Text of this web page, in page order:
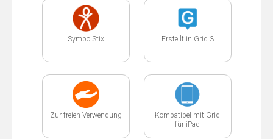
SymbolStix Erstellt in Grid 3
Zur freien Verwendung
Kompatibel mit Grid
für iPad